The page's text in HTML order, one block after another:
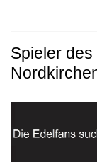
Spieler